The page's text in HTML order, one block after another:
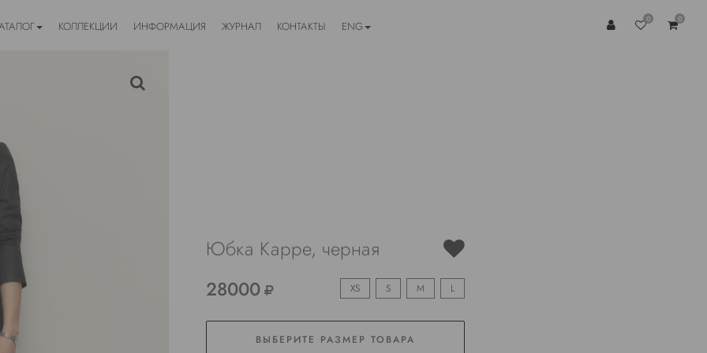
КОЛЛЕКЦИИ ИНФОРМАЦИЯ ЖУРНАЛ КОНТАКТЫ ENG
0 0
Юбка Карре, черная
28000 XS S M L
ВЫБЕРИТЕ РАЗМЕР ТОВАРА